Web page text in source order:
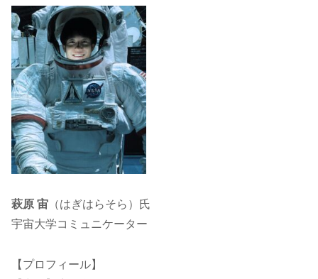
萩原 宙 （はぎはらそら）氏
宇宙大学コミュニケーター
【プロフィール】